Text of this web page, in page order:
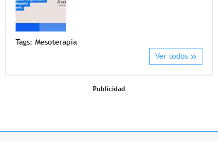
Tags: Mesoterapia
Ver todos
Publicidad